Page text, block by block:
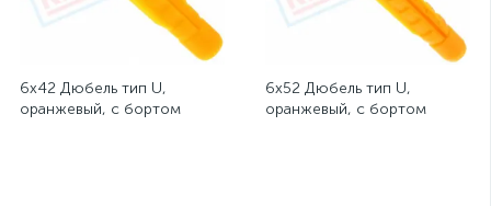
6х42 Дюбель тип U,
оранжевый, с бортом
6х52 Дюбель тип U,
оранжевый, с бортом